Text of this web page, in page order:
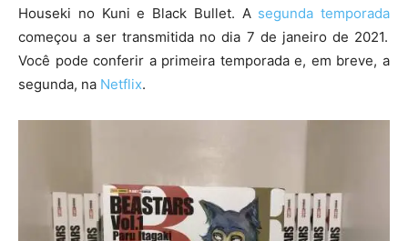
Houseki no Kuni e Black Bullet. A segunda temporada
começou a ser transmitida no dia 7 de janeiro de 2021.
Você pode conferir a primeira temporada e, em breve, a
segunda, na Netflix.